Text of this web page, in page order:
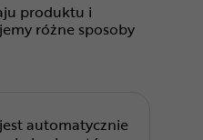
produktu i
różne sposoby
automatycznie